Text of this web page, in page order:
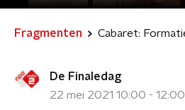
Fragmenten
De Finaledag
22 mei 2021 10:00 - 12:00